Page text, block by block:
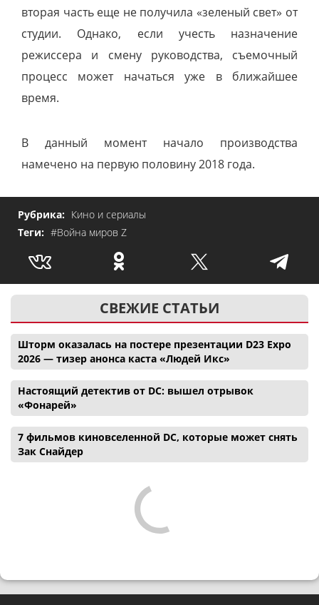
вторая часть еще не получила «зеленый свет» от
студии. Однако, если учесть назначение
режиссера и смену руководства, съемочный
процесс может начаться уже в ближайшее
время.
В данный момент начало производства
намечено на первую половину 2018 года.
Рубрика: Кино и сериалы
Теги: #Война миров Z
СВЕЖИЕ СТАТЬИ
Шторм оказалась на постере презентации D23 Expo
2026 — тизер анонса каста «Людей Икс»
Настоящий детектив от DC: вышел отрывок
«Фонарей»
7 фильмов киновселенной DC, которые может снять
Зак Снайдер